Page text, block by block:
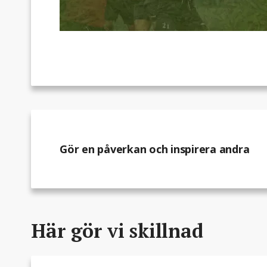
Gör en påverkan och inspirera andra
Här gör vi skillnad